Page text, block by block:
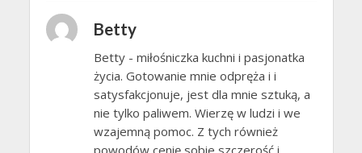
Betty
Betty - miłośniczka kuchni i pasjonatka
życia. Gotowanie mnie odpręża i i
satysfakcjonuje, jest dla mnie sztuką, a
nie tylko paliwem. Wierzę w ludzi i we
wzajemną pomoc. Z tych również